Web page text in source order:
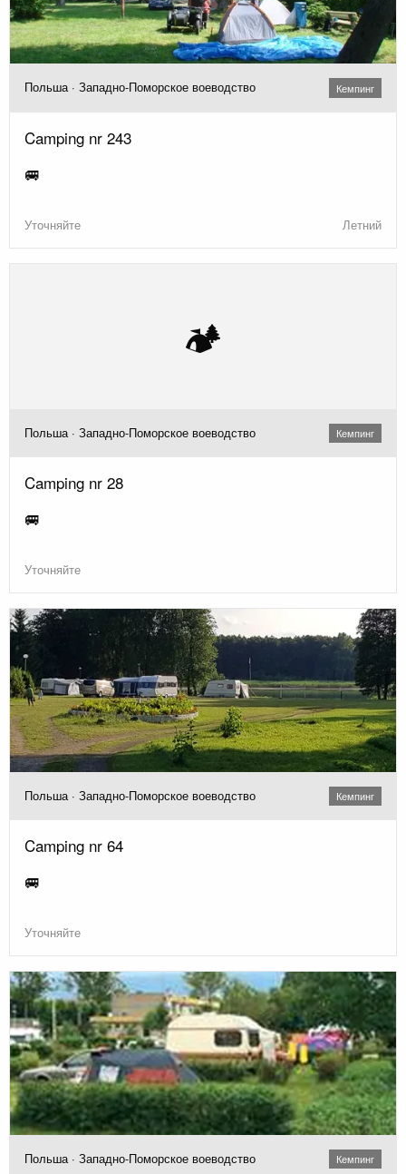
Польша · Западно-Поморское воеводство Кемпинг
Camping nr 243
🚐
Уточняйте Летний
🏕️
Польша · Западно-Поморское воеводство Кемпинг
Camping nr 28
🚐
Уточняйте
Польша · Западно-Поморское воеводство Кемпинг
Camping nr 64
🚐
Уточняйте
Польша · Западно-Поморское воеводство Кемпинг